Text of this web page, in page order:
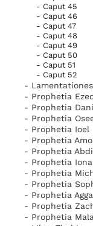
- Caput 45
- Caput 46
- Caput 47
- Caput 48
- Caput 49
- Caput 50
- Caput 51
- Caput 52
- Lamentationes
- Prophetia
- Prophetia
- Prophetia
- Prophetia Ioel
- Prophetia
- Prophetia
- Prophetia
- Prophetia
- Prophetia
- Prophetia
- Prophetia
- Prophetia
dabo gratis,
omnibus
Et servire te
nescis, quia
super vos
Tu scis,
vindica me
patientia tua
sustinui pro
Inventi sunt
factum est
laetitiam